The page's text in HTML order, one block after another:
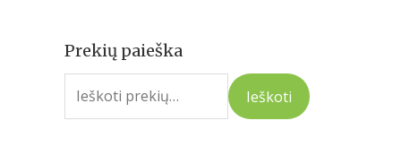
Prekių paieška
I
e
Ieškoti